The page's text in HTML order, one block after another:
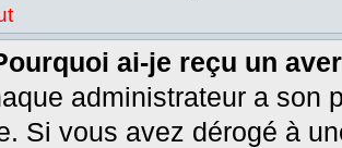
ai-je reçu un
administrateur a son
Si vous avez dérogé à